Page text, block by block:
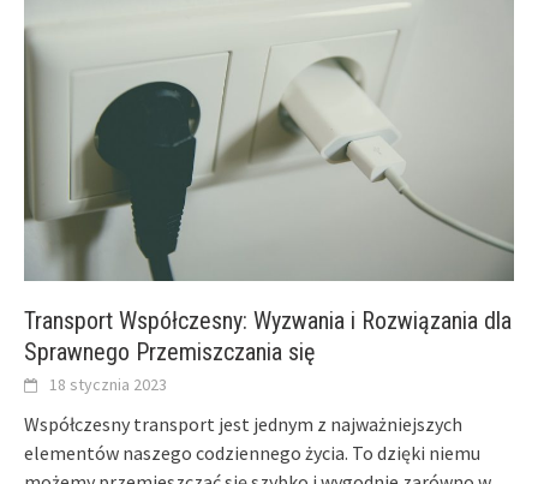
Transport Współczesny: Wyzwania i Rozwiązania dla
Sprawnego Przemiszczania się
18 stycznia 2023
Współczesny transport jest jednym z najważniejszych
elementów naszego codziennego życia. To dzięki niemu